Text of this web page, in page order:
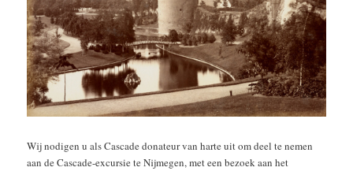
Wij nodigen u als Cascade donateur van harte uit om deel te nemen
aan de Cascade-excursie te Nijmegen, met een bezoek aan het